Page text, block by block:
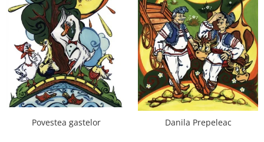
Table Interactive
Display-uri Interactive
Accesorii/Standuri
Videoproiectoare si Echipamente IT
Videoproiectoare
Videoproiectoare
Videoproiectoare
Povestea gastelor Danila Prepeleac